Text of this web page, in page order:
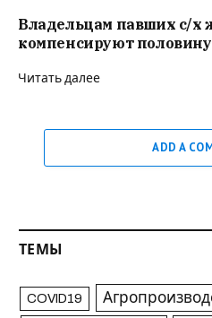
Владельцам павших с/х
компенсируют половину
Читать далее
ADD A
ТЕМЫ
COVID19